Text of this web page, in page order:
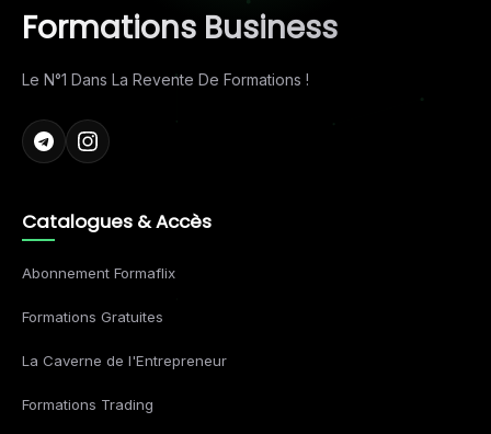
Formations Business
Le N°1 Dans La Revente De Formations !
Catalogues & Accès
Abonnement Formaflix
Formations Gratuites
La Caverne de l'Entrepreneur
Formations Trading